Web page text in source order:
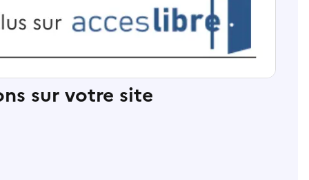
sur votre site